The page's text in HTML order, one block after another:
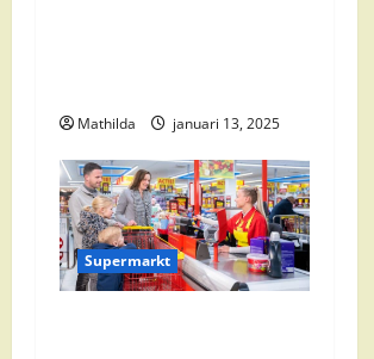
Mathilda januari 13, 2025
Supermarkt